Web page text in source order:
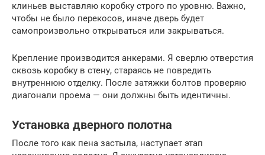
клиньев выставляю коробку строго по уровню. Важно,
чтобы не было перекосов, иначе дверь будет
самопроизвольно открываться или закрываться.
Крепление производится анкерами. Я сверлю отверстия
сквозь коробку в стену, стараясь не повредить
внутреннюю отделку. После затяжки болтов проверяю
диагонали проема — они должны быть идентичны.
Установка дверного полотна
После того как пена застыла, наступает этап